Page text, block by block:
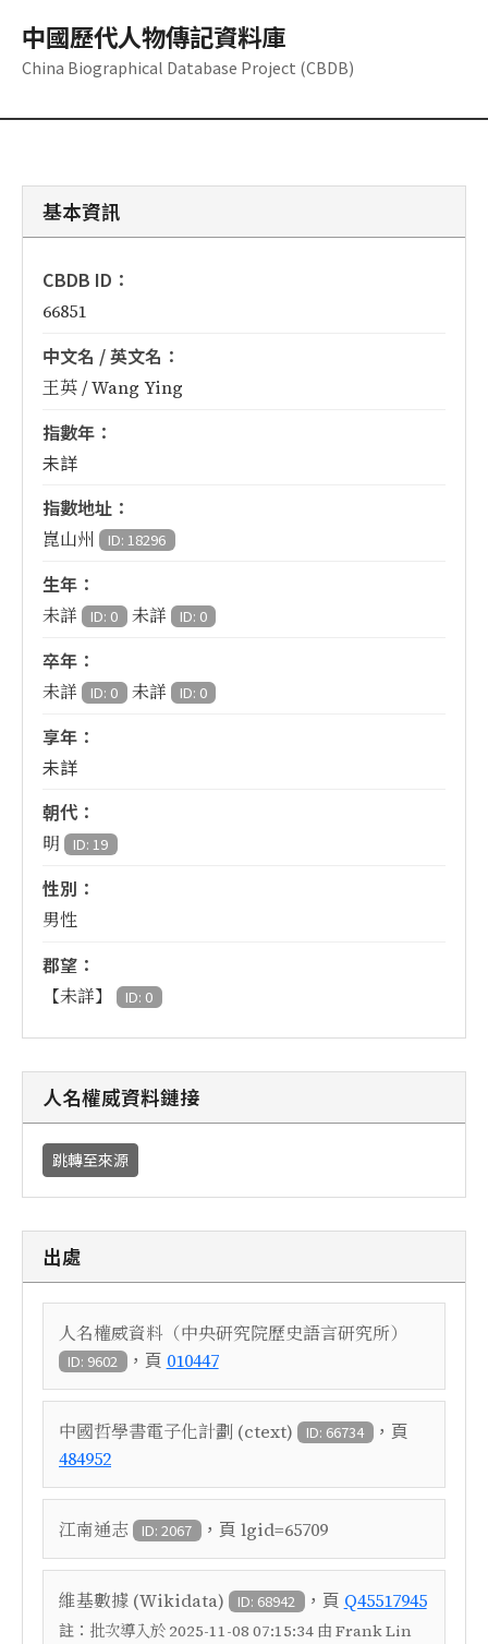
中國歷代人物傳記資料庫
China Biographical Database Project (CBDB)
基本資訊
CBDB ID：
66851
中文名 / 英文名：
王英 / Wang Ying
指數年：
未詳
指數地址：
崑山州 ID: 18296
生年：
未詳 ID: 0 未詳 ID: 0
卒年：
未詳 ID: 0 未詳 ID: 0
享年：
未詳
朝代：
明 ID: 19
性別：
男性
郡望：
【未詳】 ID: 0
人名權威資料鏈接
跳轉至來源
出處
人名權威資料（中央研究院歷史語言研究所）
ID: 9602 ，頁 010447
中國哲學書電子化計劃 (ctext) ID: 66734 ，頁
484952
江南通志 ID: 2067 ，頁 lgid=65709
維基數據 (Wikidata) ID: 68942 ，頁 Q45517945
註： 批次導入於 2025-11-08 07:15:34 由 Frank Lin